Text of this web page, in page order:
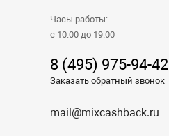
Часы работы:
с 10.00 до 19.00
8 (495) 975-94-42
Заказать обратный звонок
mail@mixcashback.ru